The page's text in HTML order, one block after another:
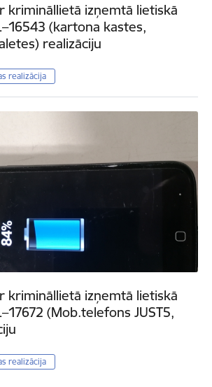
krimināllietā izņemtā lietiskā
(kartona kastes,
realizāciju
realizācija
krimināllietā izņemtā lietiskā
(Mob.telefons JUST5,
realizācija